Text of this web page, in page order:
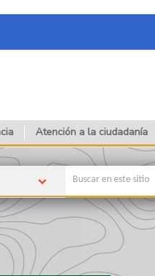
Atención a la ciudadanía